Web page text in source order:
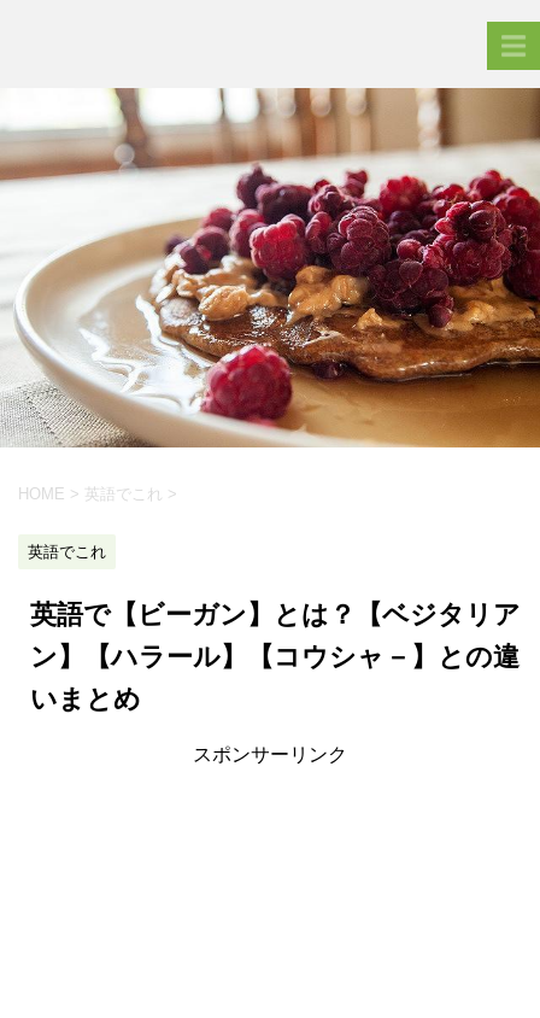
HOME > 英語でこれ >
英語でこれ
英語で【ビーガン】とは？【ベジタリア
ン】【ハラール】【コウシャ－】との違
いまとめ
スポンサーリンク